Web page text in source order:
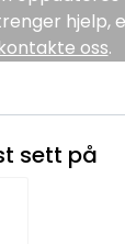
hjelp,
oss.
sett på